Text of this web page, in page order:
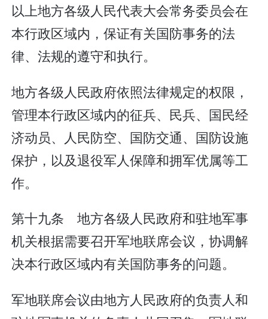
以上地方各级人民代表大会常务委员会在
本行政区域内，保证有关国防事务的法
律、法规的遵守和执行。
地方各级人民政府依照法律规定的权限，
管理本行政区域内的征兵、民兵、国民经
济动员、人民防空、国防交通、国防设施
保护，以及退役军人保障和拥军优属等工
作。
第十九条 地方各级人民政府和驻地军事
机关根据需要召开军地联席会议，协调解
决本行政区域内有关国防事务的问题。
军地联席会议由地方人民政府的负责人和